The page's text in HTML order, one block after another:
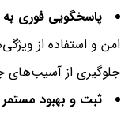
پاسخگویی فوری
امن و استفاده از
جلوگیری از
ثبت و بهبود مستمر